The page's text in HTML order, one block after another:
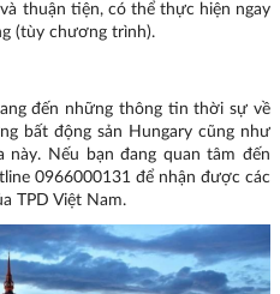
thuận tiện, có thể thực hiện ngay
(tùy chương trình).
đến những thông tin thời sự về
bất động sản Hungary cũng như
Nếu bạn đang quan tâm đến
0966000131 để nhận được các
TPD Việt Nam.